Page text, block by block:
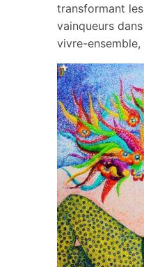
transformant
vainqueurs
vivre-ensemble,